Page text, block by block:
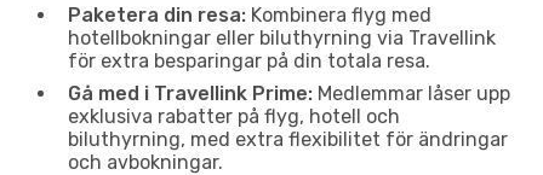
Paketera din resa: Kombinera flyg med
hotellbokningar eller biluthyrning via Travellink
för extra besparingar på din totala resa.
Gå med i Travellink Prime: Medlemmar låser upp
exklusiva rabatter på flyg, hotell och
biluthyrning, med extra flexibilitet för ändringar
och avbokningar.